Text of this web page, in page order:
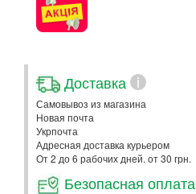
Доставка i
Самовывоз из магазина
Новая почта
Укрпочта
Адресная доставка курьером
От 2 до 6 рабочих дней. от 30 грн.
Безопасная оплата